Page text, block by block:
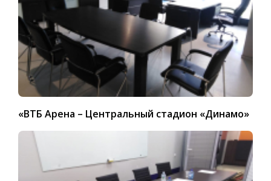
«ВТБ Арена – Центральный стадион «Динамо»